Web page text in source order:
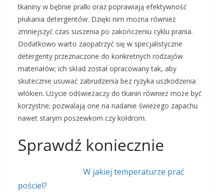
tkaniny w bębnie pralki oraz poprawiają efektywność
płukania detergentów. Dzięki nim można również
zmniejszyć czas suszenia po zakończeniu cyklu prania.
Dodatkowo warto zaopatrzyć się w specjalistyczne
detergenty przeznaczone do konkretnych rodzajów
materiałów; ich skład został opracowany tak, aby
skutecznie usuwać zabrudzenia bez ryzyka uszkodzenia
włókien. Użycie odświeżaczy do tkanin również może być
korzystne; pozwalają one na nadanie świeżego zapachu
nawet starym poszewkom czy kołdrom.
Sprawdź koniecznie
W jakiej temperaturze prać
pościel?